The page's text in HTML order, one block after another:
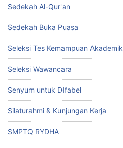
Sedekah Al-Qur'an
Sedekah Buka Puasa
Seleksi Tes Kemampuan Akademik
Seleksi Wawancara
Senyum untuk DIfabel
Silaturahmi & Kunjungan Kerja
SMPTQ RYDHA